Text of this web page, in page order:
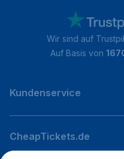
Wir sind auf
Auf Basis von
Kundenservice
CheapTickets.de